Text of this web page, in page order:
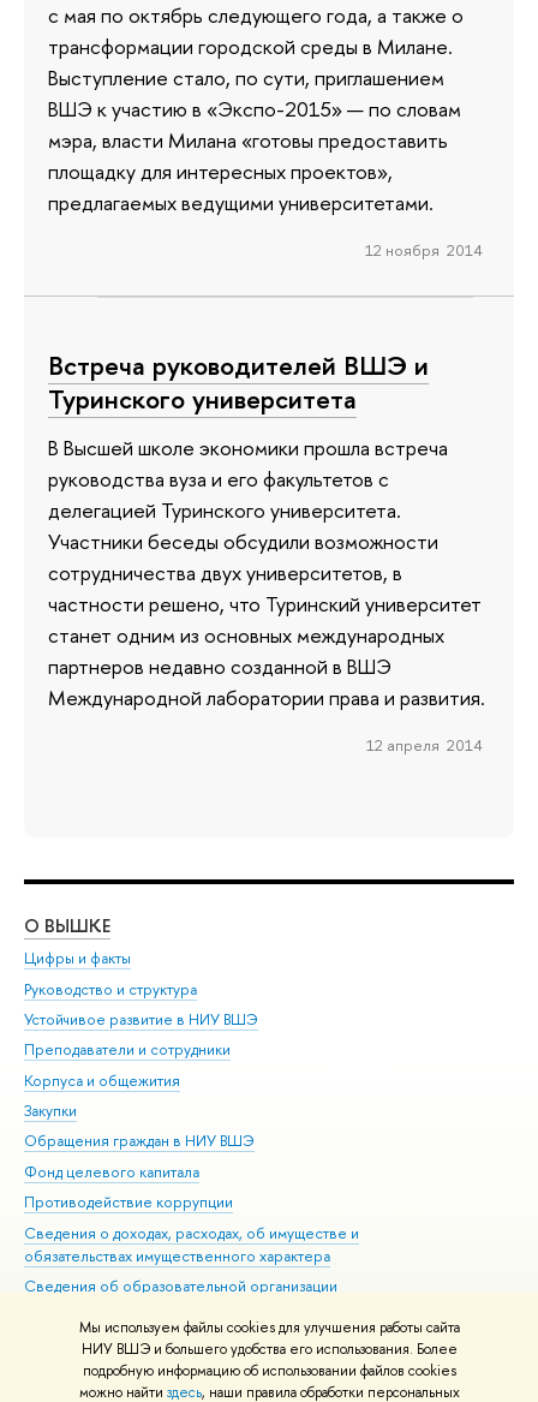
Мы используем файлы cookies для улучшения работы сайта
НИУ ВШЭ и большего удобства его использования. Более
подробную информацию об использовании файлов cookies
можно найти здесь, наши правила обработки персональных
с мая по октябрь следующего года, а также о
трансформации городской среды в Милане.
Выступление стало, по сути, приглашением
ВШЭ к участию в «Экспо-2015» — по словам
мэра, власти Милана «готовы предоставить
площадку для интересных проектов»,
предлагаемых ведущими университетами.
12 ноября 2014
Встреча руководителей ВШЭ и
Туринского университета
В Высшей школе экономики прошла встреча
руководства вуза и его факультетов с
делегацией Туринского университета.
Участники беседы обсудили возможности
сотрудничества двух университетов, в
частности решено, что Туринский университет
станет одним из основных международных
партнеров недавно созданной в ВШЭ
Международной лаборатории права и развития.
12 апреля 2014
О ВЫШКЕ
Цифры и факты
Руководство и структура
Устойчивое развитие в НИУ ВШЭ
Преподаватели и сотрудники
Корпуса и общежития
Закупки
Обращения граждан в НИУ ВШЭ
Фонд целевого капитала
Противодействие коррупции
Сведения о доходах, расходах, об имуществе и
обязательствах имущественного характера
Сведения об образовательной организации
Людям с ограниченными возможностями здоровья
Единая платежная страница
Работа в Вышке